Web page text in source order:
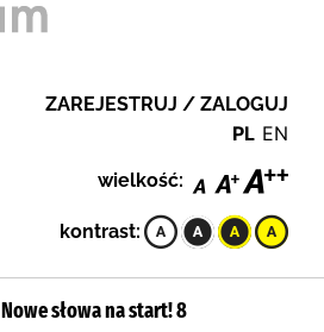
ZAREJESTRUJ / ZALOGUJ
PL EN
wielkość:
kontrast:
Nowe słowa na start! 8